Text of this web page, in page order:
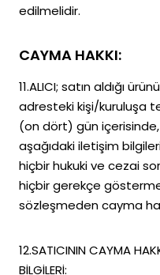
edilmelidir.
CAYMA HAKKI:
11.ALICI; satın aldığı
adresteki kişi/kuruluşa
(on dört) gün
aşağıdaki iletişim
hiçbir hukuki ve cezai
hiçbir gerekçe
sözleşmeden cayma
12.SATICININ CAYMA
BİLGİLERİ: